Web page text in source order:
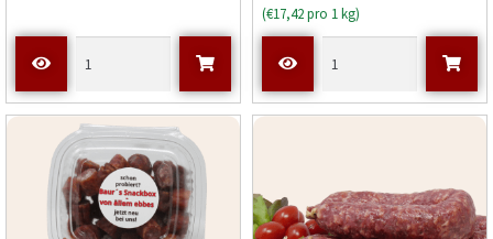
(€17,42 pro 1 kg)